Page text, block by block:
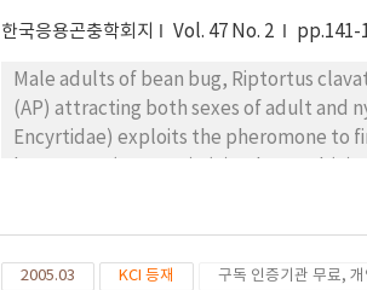
한국응용곤충학회지 Vol. 47 No. 2 pp.141-
Male adults of bean bug, Riptortus
(AP) attracting both sexes of adult and
Encyrtidae) exploits the pheromone to find host.
composition of the pheromone
1:1.4:0.2 and 1:0.8:0.2, and those of
2005.03 KCI 등재 구독 인증기관 무료,